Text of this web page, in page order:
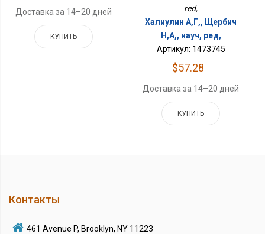
Доставка за 14–20 дней
КУПИТЬ
red,
Халиулин А,Г,, Щербич
Н,А,, науч, ред,
Артикул: 1473745
$57.28
Доставка за 14–20 дней
КУПИТЬ
Контакты
461 Avenue P, Brooklyn, NY 11223